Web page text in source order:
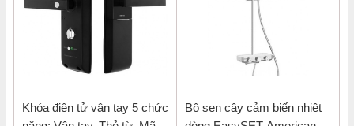
Khóa điện tử vân tay 5 chức
Bộ sen cây cảm biến nhiệt